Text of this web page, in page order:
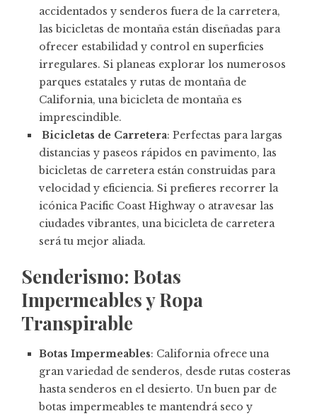
accidentados y senderos fuera de la carretera,
las bicicletas de montaña están diseñadas para
ofrecer estabilidad y control en superficies
irregulares. Si planeas explorar los numerosos
parques estatales y rutas de montaña de
California, una bicicleta de montaña es
imprescindible.
Bicicletas de Carretera: Perfectas para largas
distancias y paseos rápidos en pavimento, las
bicicletas de carretera están construidas para
velocidad y eficiencia. Si prefieres recorrer la
icónica Pacific Coast Highway o atravesar las
ciudades vibrantes, una bicicleta de carretera
será tu mejor aliada.
Senderismo: Botas
Impermeables y Ropa
Transpirable
Botas Impermeables: California ofrece una
gran variedad de senderos, desde rutas costeras
hasta senderos en el desierto. Un buen par de
botas impermeables te mantendrá seco y